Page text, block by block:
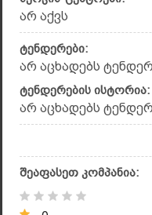
არ აქვს
ტენდერები:
არ აცხადებს
ტენდერების ისტორია:
არ აცხადებს
შეაფასეთ კომპანია: